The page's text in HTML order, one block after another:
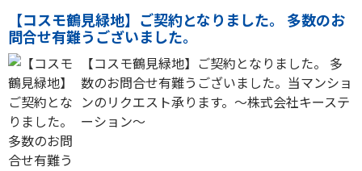
【コスモ鶴見緑地】ご契約となりました。 多数のお
問合せ有難うございました。
【コスモ鶴見緑地】ご契約となりました。 多
数のお問合せ有難うございました。当マンショ
ンのリクエスト承ります。～株式会社キーステ
ーション～